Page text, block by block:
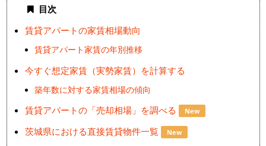
目次
賃貸アパートの家賃相場動向
賃貸アパート家賃の年別推移
今すぐ想定家賃（実勢家賃）を計算する
築年数に対する家賃相場の傾向
賃貸アパートの「売却相場」を調べる New
茨城県における直接賃貸物件一覧 New